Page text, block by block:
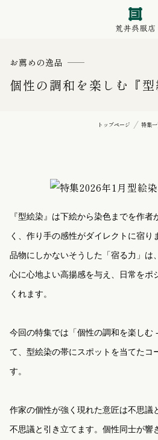
お薦めの逸品
個性の調和を楽しむ『型
トップページ 特集
『型絵染』は下絵から染色までを作
く、作り手の感性がダイレクトに宿り
品物にしかないそうした「宿る力」は
心に心地よい高揚感を与え、日常をポ
くれます。
今回の特集では「個性の調和を楽しむ
て、型絵染の帯にスポットを当てたコ
す。
作家の個性が強く現れた意匠は不思議
不思議と引き立てます。 個性同士が響